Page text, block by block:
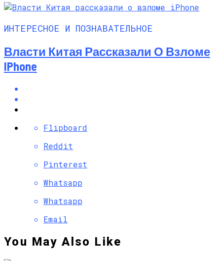
ИНТЕРЕСНОЕ И ПОЗНАВАТЕЛЬНОЕ
Власти Китая Рассказали О Взломе
IPhone
Flipboard
Reddit
Pinterest
Whatsapp
Whatsapp
Email
You May Also Like